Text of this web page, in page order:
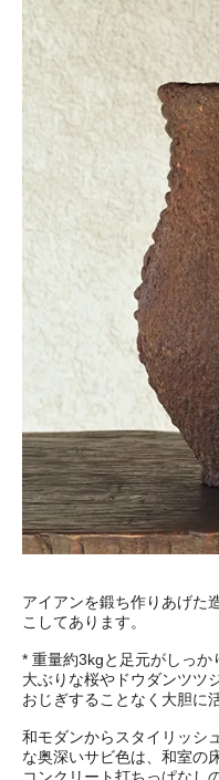
アイアンを鍛ち作りあげた
こしてあります。
* 重量約3kgと足元がしっか
大ぶりな桜やドウダンツツ
おじぎすることなく大胆に
和モダンからスタイリッシ
な奥深いサビ色は、和室の
コンクリート打ちっぱなし